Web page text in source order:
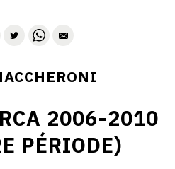
2006-2010
PÉRIODE)